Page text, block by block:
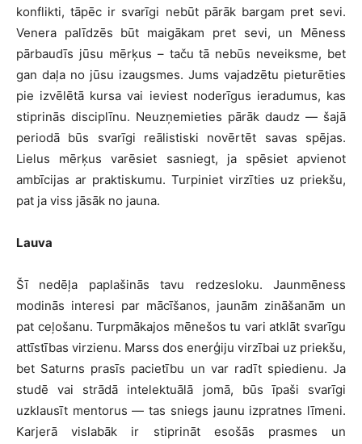
konflikti, tāpēc ir svarīgi nebūt pārāk bargam pret sevi.
Venera palīdzēs būt maigākam pret sevi, un Mēness
pārbaudīs jūsu mērķus – taču tā nebūs neveiksme, bet
gan daļa no jūsu izaugsmes. Jums vajadzētu pieturēties
pie izvēlētā kursa vai ieviest noderīgus ieradumus, kas
stiprinās disciplīnu. Neuzņemieties pārāk daudz — šajā
periodā būs svarīgi reālistiski novērtēt savas spējas.
Lielus mērķus varēsiet sasniegt, ja spēsiet apvienot
ambīcijas ar praktiskumu. Turpiniet virzīties uz priekšu,
pat ja viss jāsāk no jauna.
Lauva
Šī nedēļa paplašinās tavu redzesloku. Jaunmēness
modinās interesi par mācīšanos, jaunām zināšanām un
pat ceļošanu. Turpmākajos mēnešos tu vari atklāt svarīgu
attīstības virzienu. Marss dos enerģiju virzībai uz priekšu,
bet Saturns prasīs pacietību un var radīt spiedienu. Ja
studē vai strādā intelektuālā jomā, būs īpaši svarīgi
uzklausīt mentorus — tas sniegs jaunu izpratnes līmeni.
Karjerā vislabāk ir stiprināt esošās prasmes un